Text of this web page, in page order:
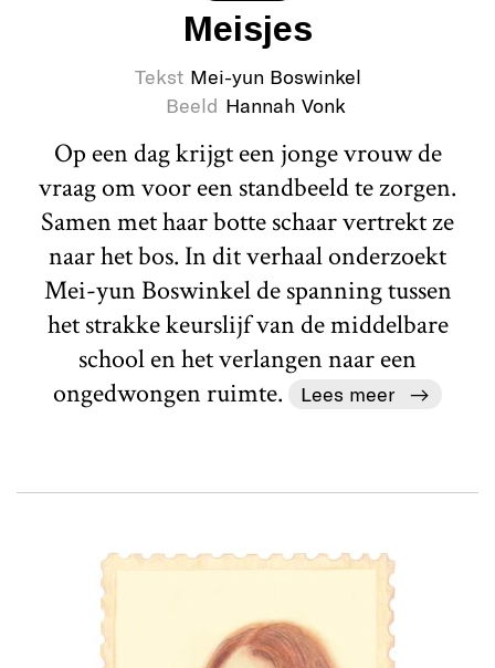
Meisjes
Tekst Mei-yun Boswinkel
Beeld Hannah Vonk
Op een dag krijgt een jonge vrouw de
vraag om voor een standbeeld te zorgen.
Samen met haar botte schaar vertrekt ze
naar het bos. In dit verhaal onderzoekt
Mei-yun Boswinkel de spanning tussen
het strakke keurslijf van de middelbare
school en het verlangen naar een
ongedwongen ruimte.
Lees meer